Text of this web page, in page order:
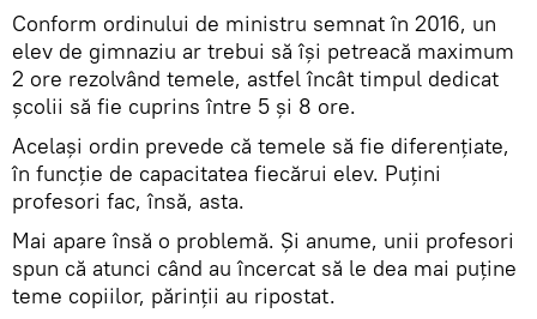
Conform ordinului de ministru semnat în 2016, un
elev de gimnaziu ar trebui să îşi petreacă maximum
2 ore rezolvând temele, astfel încât timpul dedicat
şcolii să fie cuprins între 5 şi 8 ore.
Acelaşi ordin prevede că temele să fie diferenţiate,
în funcţie de capacitatea fiecărui elev. Puţini
profesori fac, însă, asta.
Mai apare însă o problemă. Şi anume, unii profesori
spun că atunci când au încercat să le dea mai puţine
teme copiilor, părinţii au ripostat.